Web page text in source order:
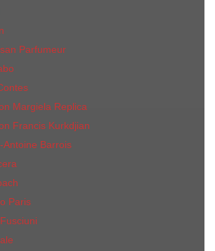
Parfumeur
Margiela Replica
Francis Kurkdjian
Barrois
Paris